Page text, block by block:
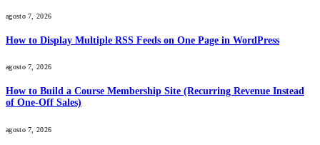
agosto 7, 2026
How to Display Multiple RSS Feeds on One Page in WordPress
agosto 7, 2026
How to Build a Course Membership Site (Recurring Revenue Instead
of One-Off Sales)
agosto 7, 2026